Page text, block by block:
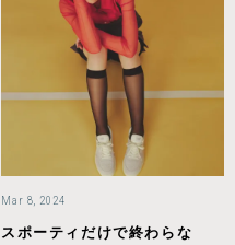
Mar 8, 2024
スポーティだけで終わらな